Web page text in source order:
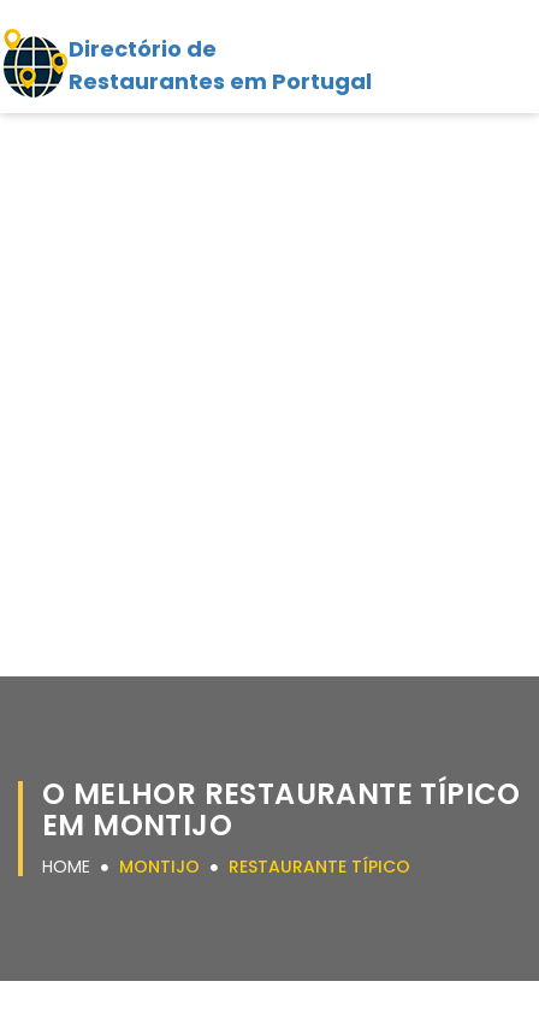
Directório de
Restaurantes em Portugal
O MELHOR RESTAURANTE TÍPICO
EM MONTIJO
HOME MONTIJO RESTAURANTE TÍPICO